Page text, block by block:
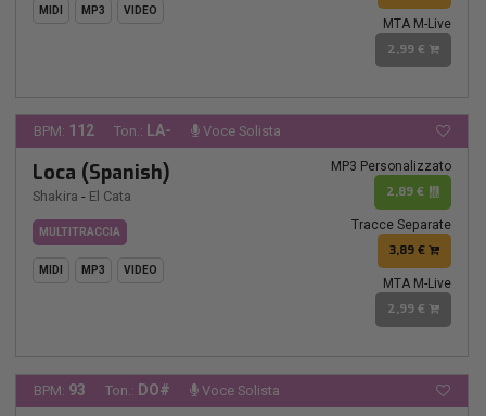
MIDI MP3 VIDEO
MTA M-Live
2,99 €
BPM: 112 Ton.: LA- Voce Solista
Loca (Spanish)
Shakira - El Cata
MULTITRACCIA
MIDI MP3 VIDEO
MP3 Personalizzato
2,89 €
Tracce Separate
3,89 €
MTA M-Live
2,99 €
BPM: 93 Ton.: DO# Voce Solista